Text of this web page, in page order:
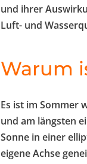
und ihrer
Luft- und
Warum
Es ist im Sommer
und am längsten
Sonne in einer
eigene Achse